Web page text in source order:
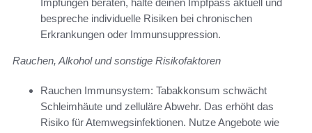
bespreche individuelle Risiken bei chronischen
Erkrankungen oder Immunsuppression.
Rauchen, Alkohol und sonstige Risikofaktoren
Rauchen Immunsystem: Tabakkonsum schwächt
Schleimhäute und zelluläre Abwehr. Das erhöht das
Risiko für Atemwegsinfektionen. Nutze Angebote wie